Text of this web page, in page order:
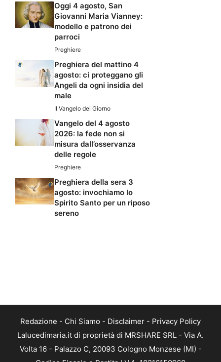
Oggi 4 agosto, San
Giovanni Maria Vianney:
modello e patrono dei
parroci
Preghiere
Preghiera del mattino 4
agosto: ci proteggano gli
Angeli da ogni insidia del
male
Il Vangelo del Giorno
Vangelo del 4 agosto
2026: la fede non si
misura dall’osservanza
delle regole
Preghiere
Preghiera della sera 3
agosto: invochiamo lo
Spirito Santo per un riposo
sereno
Redazione - Chi Siamo - Disclaimer - Privacy Policy
Lalucedimaria.it di proprietà di MRSHARE SRL - Via A.
Volta 16 - Palazzo C, 20093 Cologno Monzese (MI) -